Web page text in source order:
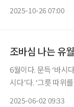
2025-10-26 07:00
조바심 나는 유
6월이다. 문득 ‘바시
시다’다. ‘그릇 따위
2025-06-02 09:33